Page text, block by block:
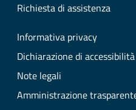
Richiesta di assistenza
Informativa privacy
Dichiarazione di accessibilità
Note legali
Amministrazione